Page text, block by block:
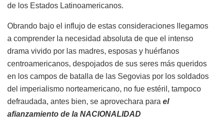
de los Estados Latinoamericanos.
Obrando bajo el influjo de estas consideraciones llegamos
a comprender la necesidad absoluta de que el intenso
drama vivido por las madres, esposas y huérfanos
centroamericanos, despojados de sus seres más queridos
en los campos de batalla de las Segovias por los soldados
del imperialismo norteamericano, no fue estéril, tampoco
defraudada, antes bien, se aprovechara para el
afianzamiento de la NACIONALIDAD